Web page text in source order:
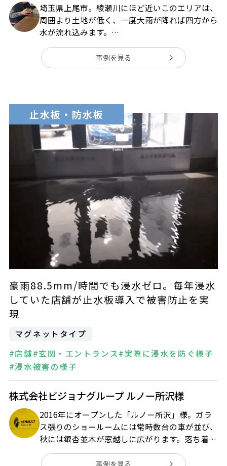
埼玉県上尾市。綾瀬川にほど近いこのエリアは、
周囲より土地が低く、一度大雨が降れば四方から
水が流れ込みます。
豪雨ではわずか10分という短時間で、水位は床
上40㎝に。
て、浸水被害の大変さや、その後の心境の変化な
どを含めてお話を伺いました。
事例を見る
止水板・防水板
豪雨88.5mm/時間でも浸水ゼロ。毎年浸水
していた店舗が止水板導入で被害防止を実
現
マグネットタイプ
#店舗#玄関・エントランス#実際に浸水を防ぐ様子
#浸水被害の様子
株式会社ビジョナグループ ルノー所沢様
2016年にオープンした「ルノー所沢」様。ガラ
ス張りのショールームには常時数台の車が並び、
秋には銀杏並木が窓越しに広がります。落ち着い
た雰囲気で車を楽しめる空間ですが――雨期には、毎
年のように冠水被害に悩まされていました。
事例を見る